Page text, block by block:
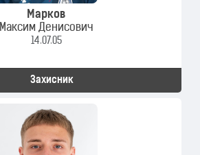
Марков
Максим Денисович
14.07.05
Захисник